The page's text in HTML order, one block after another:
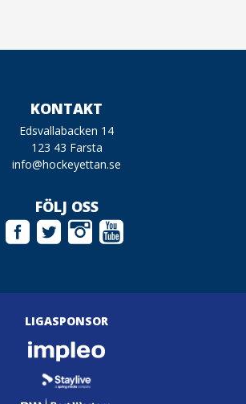
KONTAKT
Edsvallabacken 14
123 43 Farsta
info@hockeyettan.se
FÖLJ OSS
LIGASPONSOR